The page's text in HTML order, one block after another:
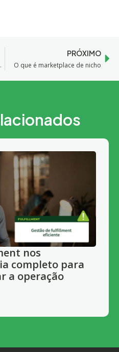
agora?
PRÓXIMO
O que é marketplace de nicho
nos
completo para
a operação